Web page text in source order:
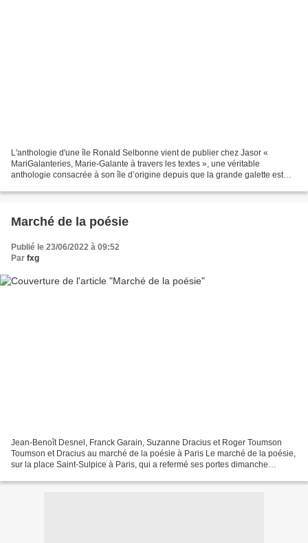
L'anthologie d'une île Ronald Selbonne vient de publier chez Jasor «
MariGalanteries, Marie-Galante à travers les textes », une véritable
anthologie consacrée à son île d’origine depuis que la grande galette est
Marché de la poésie
Publié le 23/06/2022 à 09:52
Par fxg
Jean-Benoît Desnel, Franck Garain, Suzanne Dracius et Roger Toumson
Toumson et Dracius au marché de la poésie à Paris Le marché de la poésie,
sur la place Saint-Sulpice à Paris, qui a refermé ses portes dimanche